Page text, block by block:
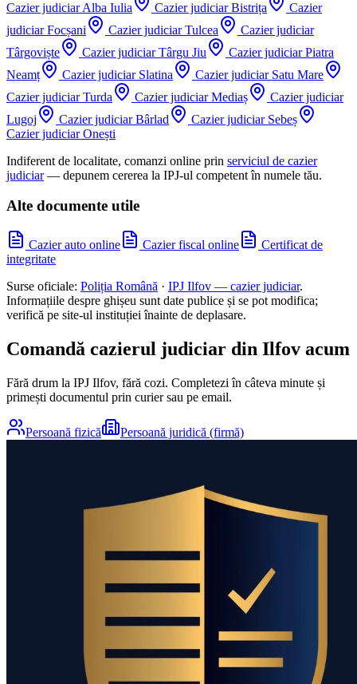
Cazier judiciarAlba Iulia Cazier judiciarBistrița
Cazier
judiciarFocșani Cazier judiciarTulcea
Cazier judiciar
Târgoviște
Cazier judiciarTârgu Jiu Cazier judiciarPiatra
Neamț
Cazier judiciar Slatina Cazier judiciar Satu Mare
Cazier judiciarTurda Cazier judiciarMediaș
Cazier judiciar
Lugoj
Cazier judiciarBârlad Cazier judiciar Sebeș
Cazier judiciarOnești
Indiferent de localitate, comanzi online prin serviciul de cazier
judiciar — depunem cererea la IPJ-ul competent în numele tău.
Alte documente utile
Cazier auto online Cazier fiscal online
Certificat de
integritate
Surse oficiale: Poliția Română · IPJ Ilfov — cazier judiciar.
Informațiile despre ghișeu sunt date publice și se pot modifica;
verifică pe site-ul instituției înainte de deplasare.
Comandă cazierul judiciar din Ilfov acum
Fără drum la IPJ Ilfov, fără cozi. Completezi în câteva minute și
primești documentul prin curier sau pe email.
Persoană fizică Persoană juridică (firmă)